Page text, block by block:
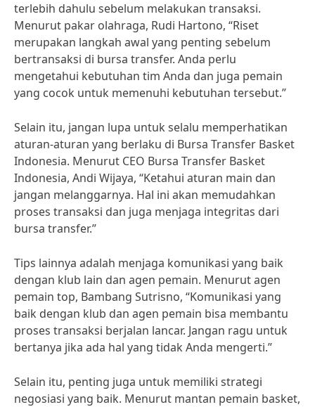
terlebih dahulu sebelum melakukan transaksi.
Menurut pakar olahraga, Rudi Hartono, “Riset
merupakan langkah awal yang penting sebelum
bertransaksi di bursa transfer. Anda perlu
mengetahui kebutuhan tim Anda dan juga pemain
yang cocok untuk memenuhi kebutuhan tersebut.”
Selain itu, jangan lupa untuk selalu memperhatikan
aturan-aturan yang berlaku di Bursa Transfer Basket
Indonesia. Menurut CEO Bursa Transfer Basket
Indonesia, Andi Wijaya, “Ketahui aturan main dan
jangan melanggarnya. Hal ini akan memudahkan
proses transaksi dan juga menjaga integritas dari
bursa transfer.”
Tips lainnya adalah menjaga komunikasi yang baik
dengan klub lain dan agen pemain. Menurut agen
pemain top, Bambang Sutrisno, “Komunikasi yang
baik dengan klub dan agen pemain bisa membantu
proses transaksi berjalan lancar. Jangan ragu untuk
bertanya jika ada hal yang tidak Anda mengerti.”
Selain itu, penting juga untuk memiliki strategi
negosiasi yang baik. Menurut mantan pemain basket,